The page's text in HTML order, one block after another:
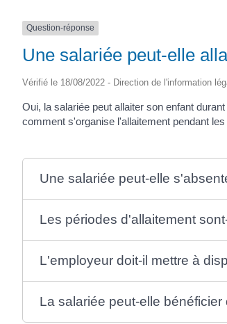
Question-réponse
Une salariée peut-elle
Vérifié le 18/08/2022 - Direction de l'information
Oui, la salariée peut allaiter son enfant
comment s'organise l'allaitement pendant
Une salariée peut-elle
Les périodes d'allaitement
L'employeur doit-il mettre à
La salariée peut-elle